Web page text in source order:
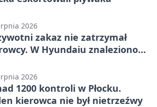
2026
zakaz nie zatrzymał
W Hyundaiu znaleziono
2026
1200 kontroli w Płocku.
kierowca nie był nietrzeźwy